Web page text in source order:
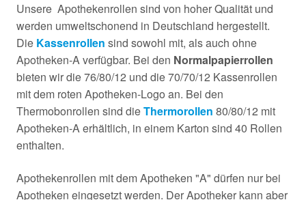
Unsere Apothekenrollen sind von hoher Qualität und
werden umweltschonend in Deutschland hergestellt.
Die Kassenrollen sind sowohl mit, als auch ohne
Apotheken-A verfügbar. Bei den Normalpapierrollen
bieten wir die 76/80/12 und die 70/70/12 Kassenrollen
mit dem roten Apotheken-Logo an. Bei den
Thermobonrollen sind dieThermorollen 80/80/12 mit
Apotheken-A erhältlich, in einem Karton sind 40 Rollen
enthalten.
Apothekenrollen mit dem Apotheken "A" dürfen nur bei
Apotheken eingesetzt werden. Der Apotheker kann aber